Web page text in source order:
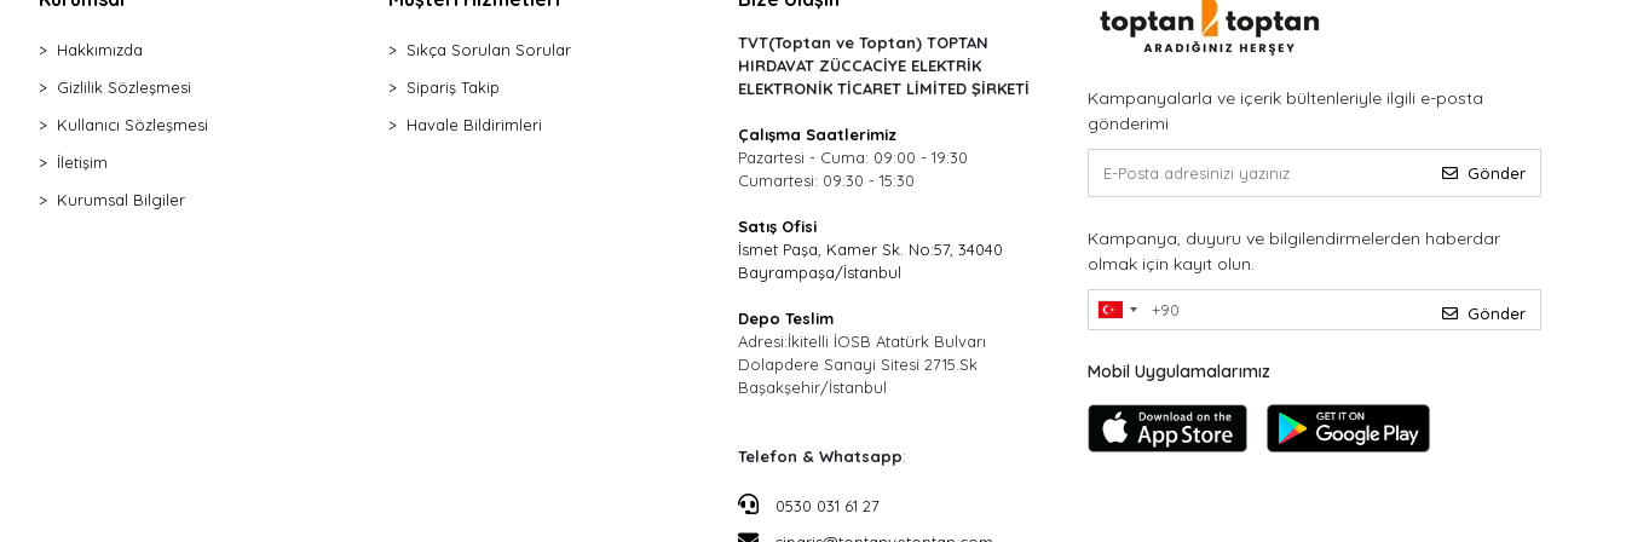
Hakkımızda
Gizlilik Sözleşmesi
Kullanıcı Sözleşmesi
İletişim
Kurumsal Bilgiler
Sıkça Sorulan Sorular
Sipariş Takip
Havale Bildirimleri
TVT(Toptan ve Toptan) TOPTAN
HIRDAVAT ZÜCCACİYE ELEKTRİK
ELEKTRONİK TİCARET LİMİTED ŞİRKETİ
Çalışma Saatlerimiz
Pazartesi - Cuma: 09:00 - 19:30
Cumartesi: 09:30 - 15:30
Satış Ofisi
İsmet Paşa, Kamer Sk. No:57, 34040
Bayrampaşa/İstanbul
Depo Teslim
Adresi:İkitelli İOSB Atatürk Bulvarı
Dolapdere Sanayi Sitesi 2715.Sk
Başakşehir/İstanbul
Telefon & Whatsapp:
0530 031 61 27
Kampanyalarla ve içerik bültenleriyle ilgili e-posta
gönderimi
Gönder
Kampanya, duyuru ve bilgilendirmelerden haberdar
olmak için kayıt olun.
Gönder
Mobil Uygulamalarımız